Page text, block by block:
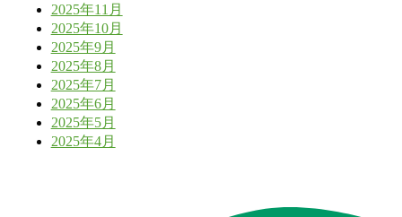
2025年11月
2025年10月
2025年9月
2025年8月
2025年7月
2025年6月
2025年5月
2025年4月